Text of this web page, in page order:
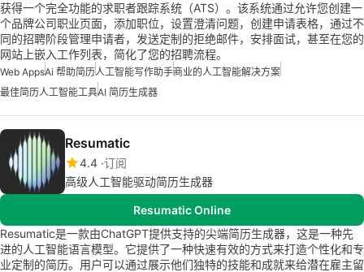
获得一个完全功能的求职者跟踪系统（ATS）。该系统通过允许您创建一
个品牌公司职业页面，添加职位，设置澄清问题，创建申请表格，通过不
同的招聘阶段管理申请者，发送定制的拒绝邮件，安排面试，甚至在您的
网站上嵌入工作列表，简化了您的招聘流程。
Web AppsAi 帮助简历人工智能写作助手商业的人工智能解决方案
最佳简历人工智能工具AI 简历生成器
Resumatic
4.4 订阅
高级人工智能驱动简历生成器
Resumatic Online
Resumatic是一款由ChatGPT提供支持的尖端简历生成器，这是一种先
进的人工智能语言模型。它提供了一种快速有效的方式来打造个性化和专
业定制的简历。用户可以通过展示他们独特的技能和成就来给潜在雇主留